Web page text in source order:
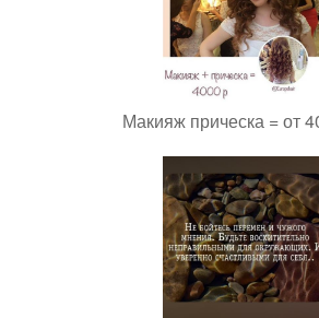
Макияж прическа = от